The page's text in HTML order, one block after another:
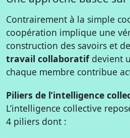
Contrairement à la simple
coopération implique une
construction des savoirs et
travail collaboratifdevient
chaque membre contribue
Piliers de l’intelligence
L’intelligence collective
4 piliers dont :